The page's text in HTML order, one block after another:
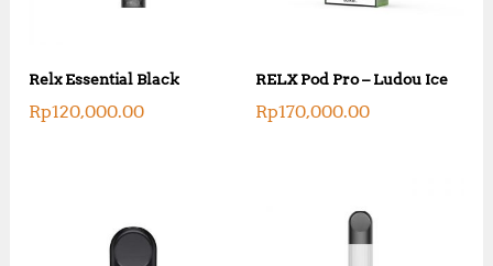
Relx Essential Black
Rp120,000.00
RELX Pod Pro – Ludou Ice
Rp170,000.00